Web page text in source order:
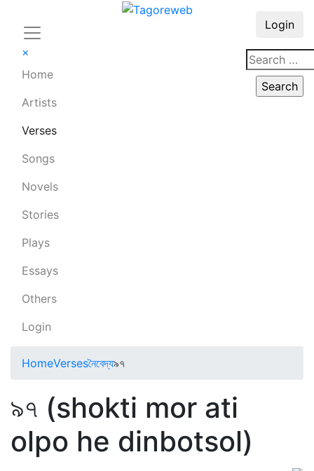
×
Home
Artists
Verses
Songs
Novels
Stories
Plays
Essays
Others
Login
Login
HomeVersesনৈবেদ্য৯৭
৯৭ (shokti mor ati
olpo he dinbotsol)